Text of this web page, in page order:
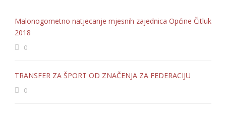
Malonogometno natjecanje mjesnih zajednica Općine Čitluk
2018
0
TRANSFER ZA ŠPORT OD ZNAČENJA ZA FEDERACIJU
0